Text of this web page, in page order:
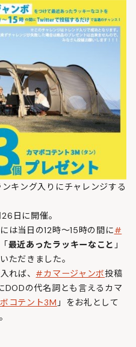
キング入りにチャレンジする
日に開催。
は当日の12時〜15時の間に#
最近あったラッキーなこと 」
ただきました。
れば、 #カマージャンボ投稿
DODの代名詞とも言えるカマ
コテント3M 」をお礼として